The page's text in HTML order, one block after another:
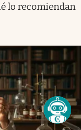
lo recomiendan